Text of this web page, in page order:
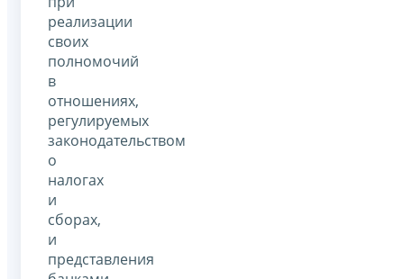
реализации
своих
полномочий
в
отношениях,
регулируемых
законодательством
о
налогах
и
сборах,
и
представления